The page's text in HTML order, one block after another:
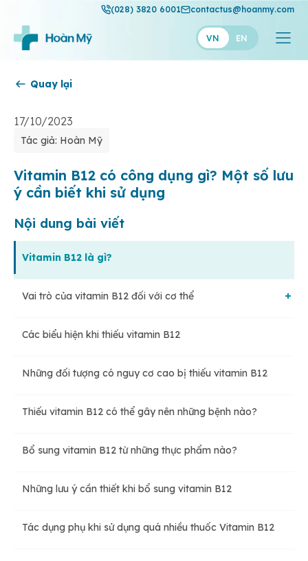
(028) 3820 6001 contactus@hoanmy.com
VN EN
Thuận Mỹ
Quay lại
17/10/2023
Tác giả: Hoàn Mỹ
Vitamin B12 có công dụng gì? Một số lưu
ý cần biết khi sử dụng
Nội dung bài viết
Vitamin B12 là gì?
Vai trò của vitamin B12 đối với cơ thể
Bổ sung máu
Có lợi cho quá trình phát triển của thai nhi
Các biểu hiện khi thiếu vitamin B12
Những đối tượng có nguy cơ cao bị thiếu vitamin B12
Thiếu vitamin B12 có thể gây nên những bệnh nào?
Bổ sung vitamin B12 từ những thực phẩm nào?
Những lưu ý cần thiết khi bổ sung vitamin B12
Tác dụng phụ khi sử dụng quá nhiều thuốc Vitamin B12